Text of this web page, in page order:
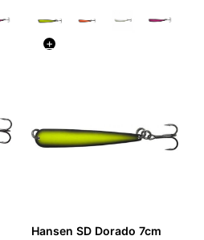
+
Hansen SD Dorado 7cm